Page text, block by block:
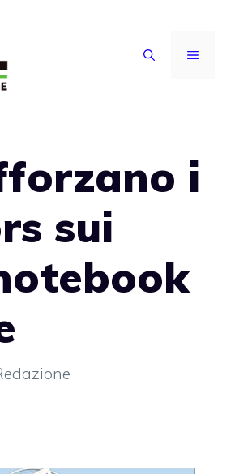
MENU
i
sui